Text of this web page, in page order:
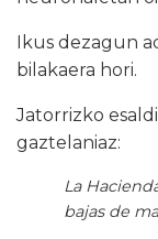
Ikus dezagun
bilakaera hori.
Jatorrizko
gaztelaniaz:
La
bajas de